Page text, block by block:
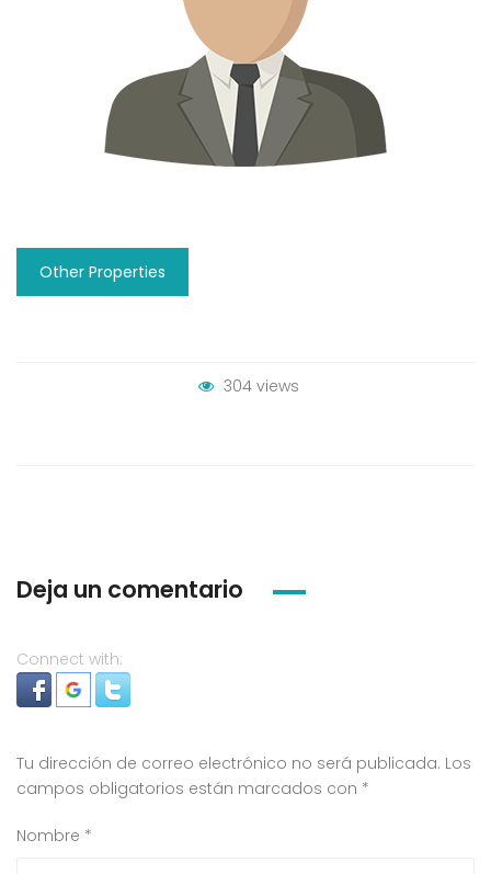
Other Properties
304 views
Deja un comentario
Connect with:
Tu dirección de correo electrónico no será publicada. Los
campos obligatorios están marcados con *
Nombre *